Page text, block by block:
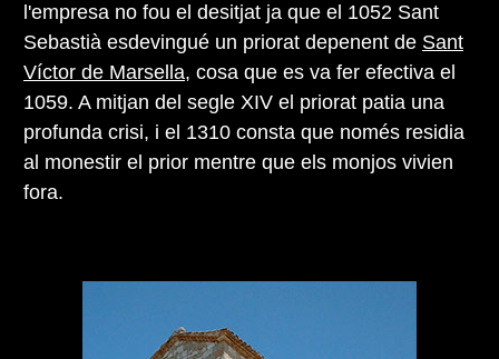
l'empresa no fou el desitjat ja que el 1052 Sant
Sebastià esdevingué un priorat depenent de Sant
Víctor de Marsella, cosa que es va fer efectiva el
1059. A mitjan del segle XIV el priorat patia una
profunda crisi, i el 1310 consta que només residia
al monestir el prior mentre que els monjos vivien
fora.